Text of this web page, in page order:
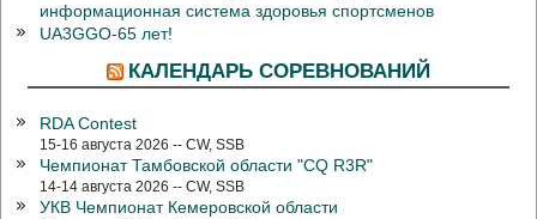
информационная система здоровья спортсменов
UA3GGO-65 лет!
КАЛЕНДАРЬ СОРЕВНОВАНИЙ
RDA Contest
15-16 августа 2026 -- CW, SSB
Чемпионат Тамбовской области "CQ R3R"
14-14 августа 2026 -- CW, SSB
УКВ Чемпионат Кемеровской области